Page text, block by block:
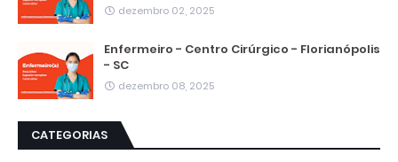
dezembro 02, 2025
Enfermeiro - Centro Cirúrgico - Florianópolis
- SC
dezembro 08, 2025
CATEGORIAS